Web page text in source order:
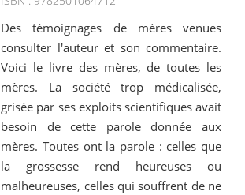
Des témoignages de mères venues
consulter l'auteur et son commentaire.
Voici le livre des mères, de toutes les
mères. La société trop médicalisée,
grisée par ses exploits scientifiques avait
besoin de cette parole donnée aux
mères. Toutes ont la parole : celles que
la grossesse rend heureuses ou
malheureuses, celles qui souffrent de ne